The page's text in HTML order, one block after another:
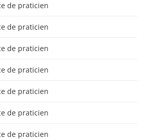
de praticien
de praticien
de praticien
de praticien
de praticien
de praticien
de praticien